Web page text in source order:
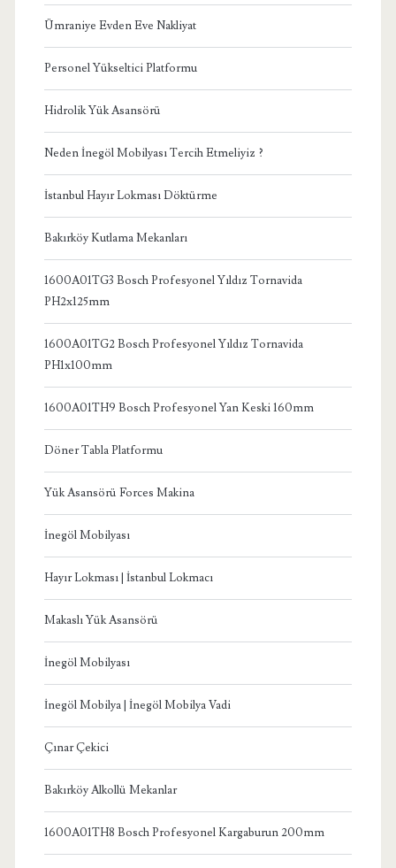
Ümraniye Evden Eve Nakliyat
Personel Yükseltici Platformu
Hidrolik Yük Asansörü
Neden İnegöl Mobilyası Tercih Etmeliyiz ?
İstanbul Hayır Lokması Döktürme
Bakırköy Kutlama Mekanları
1600A01TG3 Bosch Profesyonel Yıldız Tornavida
PH2x125mm
1600A01TG2 Bosch Profesyonel Yıldız Tornavida
PH1x100mm
1600A01TH9 Bosch Profesyonel Yan Keski 160mm
Döner Tabla Platformu
Yük Asansörü Forces Makina
İnegöl Mobilyası
Hayır Lokması | İstanbul Lokmacı
Makaslı Yük Asansörü
İnegöl Mobilyası
İnegöl Mobilya | İnegöl Mobilya Vadi
Çınar Çekici
Bakırköy Alkollü Mekanlar
1600A01TH8 Bosch Profesyonel Kargaburun 200mm